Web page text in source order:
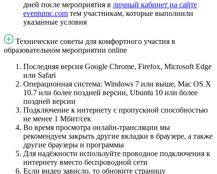
дней после мероприятия в личный кабинет на сайте
eventumc.com тем участникам, которые выполнили
указанные условия
Технические советы для комфортного участия в
образовательном мероприятии online
Последняя версия Google Chrome, Firefox, Microsoft Edge
или Safari
Операционная система: Windows 7 или выше, Mac OS X
10.7 или более поздней версии, Ubuntu 10 или более
поздней версии
Подключение к интернету с пропускной способностью
не менее 1 Мбит/сек
Во время просмотра онлайн-трансляции мы
рекомендуем закрыть другие вкладки в браузере, а также
другие браузеры и программы
Для надёжности используйте проводное подключения к
интернету вместо беспроводной сети
Если видео зависло, то обновите страницу